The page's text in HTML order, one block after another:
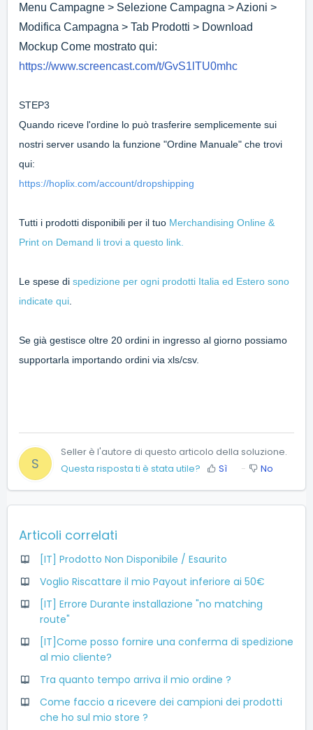
Menu Campagne > Selezione Campagna > Azioni >
Modifica Campagna > Tab Prodotti > Download
Mockup Come mostrato qui:
https://www.screencast.com/t/GvS1lTU0mhc
STEP3
Quando riceve l'ordine lo può trasferire semplicemente sui
nostri server usando la funzione "Ordine Manuale" che trovi
qui:
https://hoplix.com/account/dropshipping
Tutti i prodotti disponibili per il tuo Merchandising Online &
Print on Demand li trovi a questo link.
Le spese di spedizione per ogni prodotti Italia ed Estero sono
indicate qui.
Se già gestisce oltre 20 ordini in ingresso al giorno possiamo
supportarla importando ordini via xls/csv.
S
Seller è l'autore di questo articolo della soluzione.
Questa risposta ti è stata utile?
Sì No
Articoli correlati
[IT] Prodotto Non Disponibile / Esaurito
Voglio Riscattare il mio Payout inferiore ai 50€
[IT] Errore Durante installazione "no matching
route"
[IT]Come posso fornire una conferma di spedizione
al mio cliente?
Tra quanto tempo arriva il mio ordine ?
Come faccio a ricevere dei campioni dei prodotti
che ho sul mio store ?